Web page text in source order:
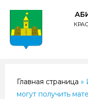
Главная страница »
могут получить